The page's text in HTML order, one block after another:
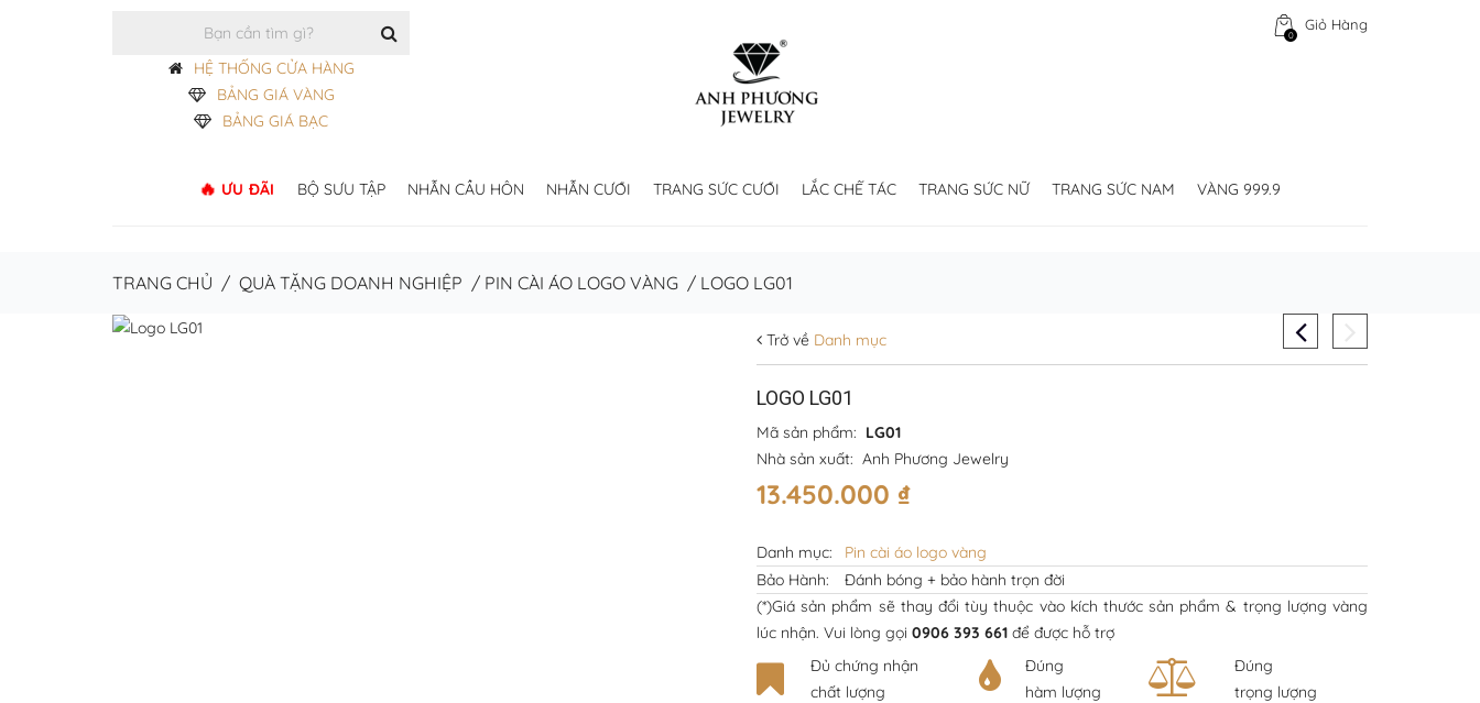
Giỏ Hàng
0
HỆ THỐNG CỬA HÀNG
BẢNG GIÁ VÀNG
BẢNG GIÁ BẠC
ƯU ĐÃI BỘ SƯU TẬP NHẪN CẦU HÔN NHẪN CƯỚI TRANG SỨC CƯỚI LẮC CHẾ TÁC TRANG SỨC NỮ TRANG SỨC NAM VÀNG 999.9
TRANG CHỦ / QUÀ TẶNG DOANH NGHIỆP / PIN CÀI ÁO LOGO VÀNG / LOGO LG01
Trở về Danh mục
LOGO LG01
Mã sản phẩm: LG01
Nhà sản xuất: Anh Phương Jewelry
13.450.000 ₫
Danh mục:
Pin cài áo logo vàng
Bảo Hành:
Đánh bóng + bảo hành trọn đời
(*)Giá sản phẩm sẽ thay đổi tùy thuộc vào kích thước sản phẩm & trọng lượng vàng
lúc nhận. Vui lòng gọi 0906 393 661 để được hỗ trợ
Đủ chứng nhận
chất lượng
Đúng
hàm lượng
Đúng
trọng lượng